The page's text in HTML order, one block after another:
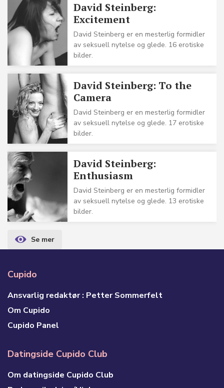
David Steinberg:
Excitement
David Steinberg er en mesterlig formidler
av seksuell nytelse og glede. 16 erotiske
bilder.
David Steinberg: To the
Camera
David Steinberg er en mesterlig formidler
av seksuell nytelse og glede. 17 erotiske
bilder.
David Steinberg:
Enthusiasm
David Steinberg er en mesterlig formidler
av seksuell nytelse og glede. 13 erotiske
bilder.
Cupido
Ansvarlig redaktør : Petter Sommerfelt
Om Cupido
Cupido Panel
Datingside Cupido Club
Om datingside Cupido Club